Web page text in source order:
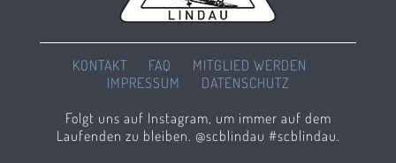
KONTAKT FAQ
MITGLIED WERDEN
IMPRESSUM
DATENSCHUTZ
Folgt uns auf Instagram, um immer auf dem
Laufenden zu bleiben. @scblindau #scblindau.